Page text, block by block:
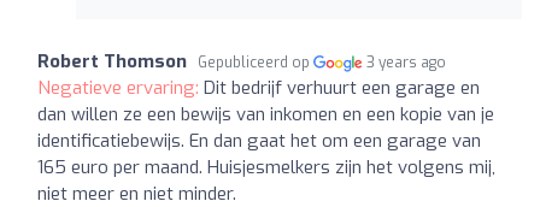
Robert Thomson Gepubliceerd op 3 years ago
Negatieve ervaring: Dit bedrijf verhuurt een garage en
dan willen ze een bewijs van inkomen en een kopie van je
identificatiebewijs. En dan gaat het om een garage van
165 euro per maand. Huisjesmelkers zijn het volgens mij,
niet meer en niet minder.